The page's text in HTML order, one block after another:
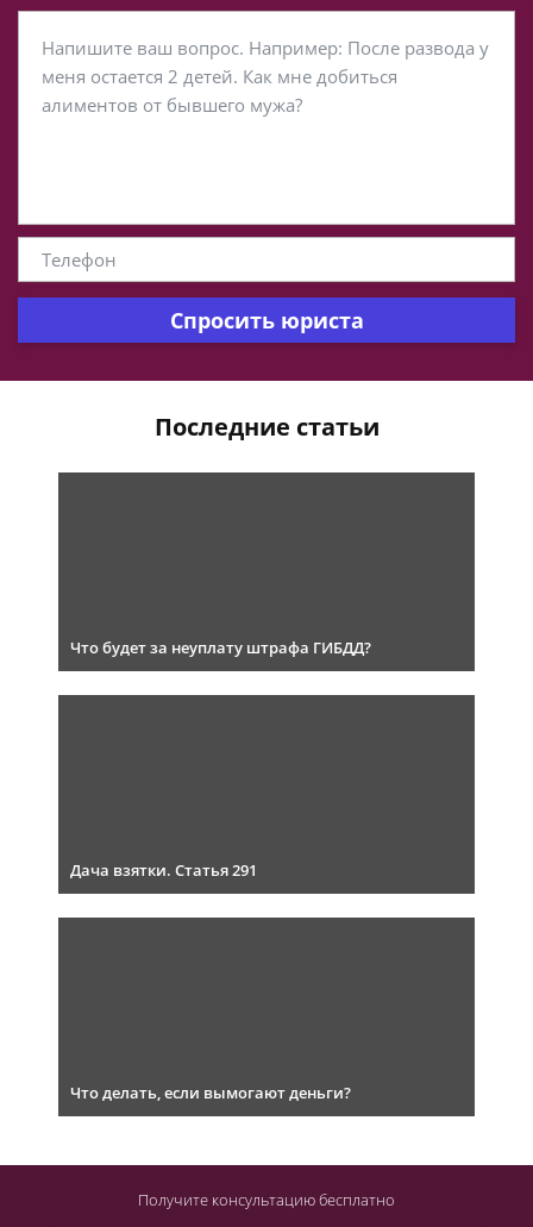
Спросить юриста
Последние статьи
Что будет за неуплату штрафа ГИБДД?
Дача взятки. Статья 291
Что делать, если вымогают деньги?
Получите консультациюбесплатно